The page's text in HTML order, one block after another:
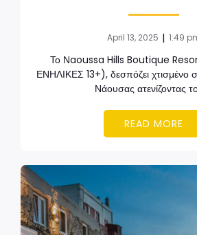
April 13, 2025 | 1:49
Το Νaoussa Hills Boutique
ΕΝΗΛΙΚΕΣ 13+), δεσπόζει χτισμένο
Νάουσας ατενίζοντας
READ MORE